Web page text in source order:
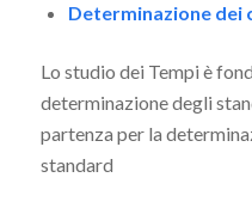
Determinazione dei
Lo studio dei Tempi è
determinazione degli
partenza per la
standard